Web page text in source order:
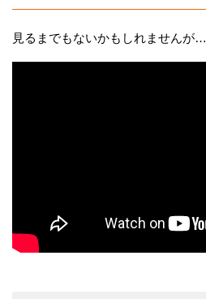
見るまでもないかもしれませんが…